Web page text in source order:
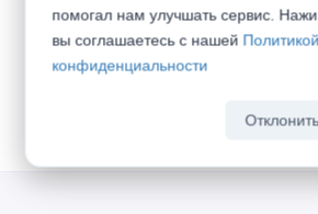
Способы получения:
Доставка транспортом по г.
помогал нам улучшать сервис.
вы соглашаетесь с нашей Политикой
конфиденциальности